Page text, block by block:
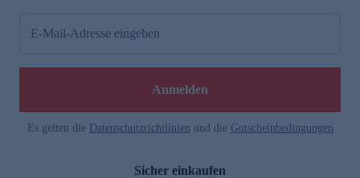
E-Mail-Adresse eingeben
Anmelden
Es gelten die Datenschutzrichtlinien und die Gutscheinbedingungen
Sicher einkaufen